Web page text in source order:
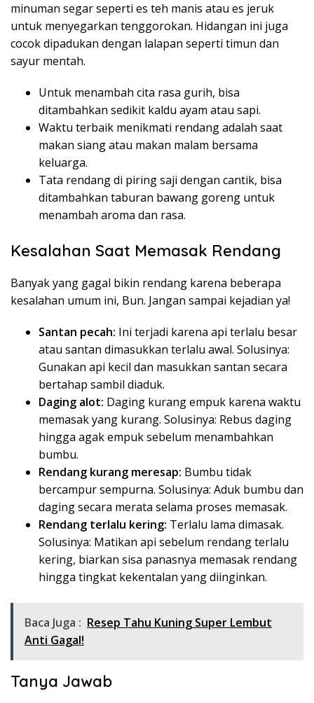
minuman segar seperti es teh manis atau es jeruk
untuk menyegarkan tenggorokan. Hidangan ini juga
cocok dipadukan dengan lalapan seperti timun dan
sayur mentah.
Untuk menambah cita rasa gurih, bisa
ditambahkan sedikit kaldu ayam atau sapi.
Waktu terbaik menikmati rendang adalah saat
makan siang atau makan malam bersama
keluarga.
Tata rendang di piring saji dengan cantik, bisa
ditambahkan taburan bawang goreng untuk
menambah aroma dan rasa.
Kesalahan Saat Memasak Rendang
Banyak yang gagal bikin rendang karena beberapa
kesalahan umum ini, Bun. Jangan sampai kejadian ya!
Santan pecah: Ini terjadi karena api terlalu besar
atau santan dimasukkan terlalu awal. Solusinya:
Gunakan api kecil dan masukkan santan secara
bertahap sambil diaduk.
Daging alot: Daging kurang empuk karena waktu
memasak yang kurang. Solusinya: Rebus daging
hingga agak empuk sebelum menambahkan
bumbu.
Rendang kurang meresap: Bumbu tidak
bercampur sempurna. Solusinya: Aduk bumbu dan
daging secara merata selama proses memasak.
Rendang terlalu kering: Terlalu lama dimasak.
Solusinya: Matikan api sebelum rendang terlalu
kering, biarkan sisa panasnya memasak rendang
hingga tingkat kekentalan yang diinginkan.
Baca Juga : Resep Tahu Kuning Super Lembut
Anti Gagal!
Tanya Jawab